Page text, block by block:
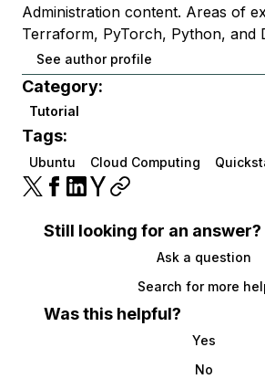
Administration content. Areas of
Terraform, PyTorch, Python, and
See author profile
Category:
Tutorial
Tags:
Ubuntu Cloud Computing
Still looking for an answer?
Ask a question
Search for more
Was this helpful?
Yes
No